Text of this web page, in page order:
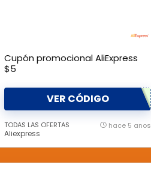
Cupón promocional AliExpress
$5
VER CÓDIGO
TODAS LAS OFERTAS
Aliexpress
hace 5 anos